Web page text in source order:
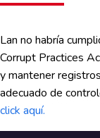
Lan no habría
Corrupt Practices
y mantener
adecuado de
click aquí.